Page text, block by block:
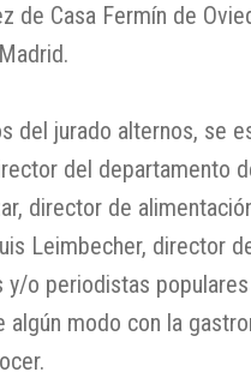
de Casa Fermín de
del jurado alternos, se
del departamento
director de
Leimbecher, director
y/o periodistas
algún modo con la